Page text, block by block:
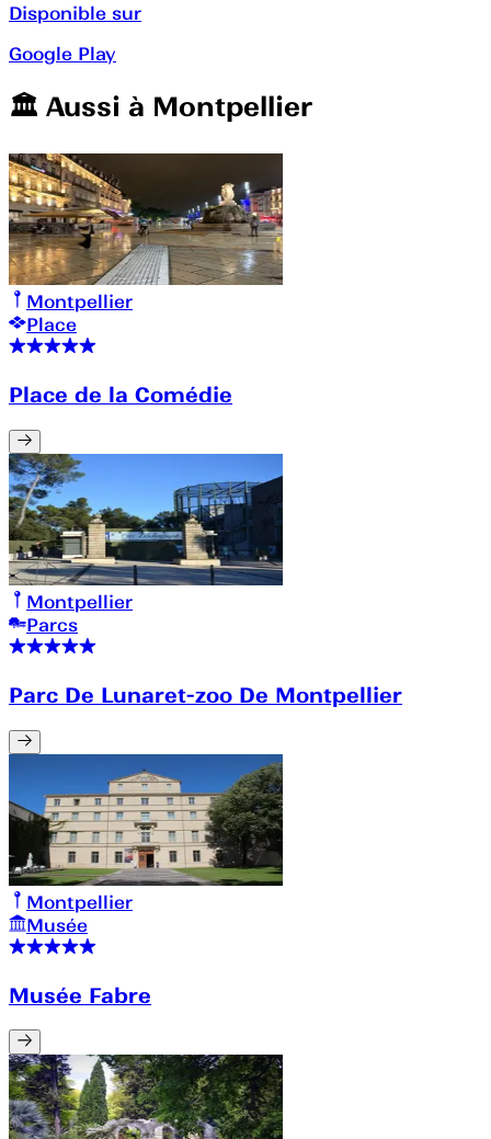
Disponible sur
Google Play
🏛️️ Aussi à Montpellier
Montpellier
Place
Place de la Comédie
Montpellier
Parcs
Parc De Lunaret-zoo De Montpellier
Montpellier
Musée
Musée Fabre